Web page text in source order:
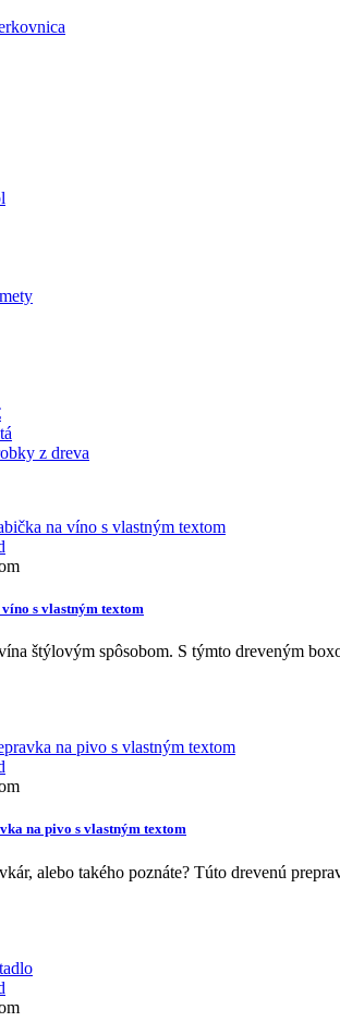
z dreva
s vlastným textom
štýlovým spôsobom. S týmto dreveným
na pivo s vlastným textom
alebo takého poznáte? Túto drevenú